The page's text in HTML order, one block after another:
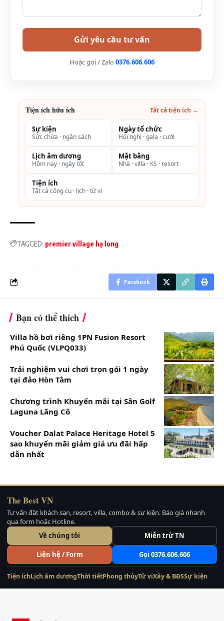
Trên đây là thông tin giá combo tour 2 ngày 1 đêm
(2n1d) tại Premier Village Ha Long Bay Resort
Quảng Ninh cho đoàn 30 khách- Du lịch nghỉ
dưỡng+ tổ chức sự kiện, hội nghị, gala, tour trọn
gói giá rẻ, ưu đãi nhất 2025
Xem thêm thông tin:
Sun Premier Village Ha Long Bay Resort
Hoặc gọi / Zalo 0376.606.606
Tiện ích hữu ích Tất cả tiện ích →
Sự kiện
Sức chứa · ngân sách
Ngày tổ chức
Hội nghị · gala · cưới
Lịch âm dương
Hôm nay · ngày tốt
Mặt bằng
Nhà · villa · KS · resort
Tiện ích
Tất cả công cụ · lịch · tử vi
TAGGED: premier village hạ long
Facebook
Bạn có thể thích
Villa hồ bơi riêng 1PN Fusion Resort
Phú Quốc (VLPQ033)
Trải nghiệm vui chơi trọn gói 1 ngày
tại đảo Hòn Tằm
Chương trình Khuyến mãi tại Sân Golf
Laguna Lăng Cô
Voucher Dalat Palace Heritage Hotel 5
sao khuyến mãi giảm giá ưu đãi hấp
dẫn nhất
The Best VN
Tư vấn đặt khách sạn, resort, villa, combo & sự kiện. Báo giá nhanh
qua form hoặc Hotline.
Về chúng tôi
Miễn trừ TN
Liên hệ / Form Gọi 0376.606.606
Tiện íchLịch âm dươngThời tiếtPhong thủyTử viXây & BĐSSự kiện